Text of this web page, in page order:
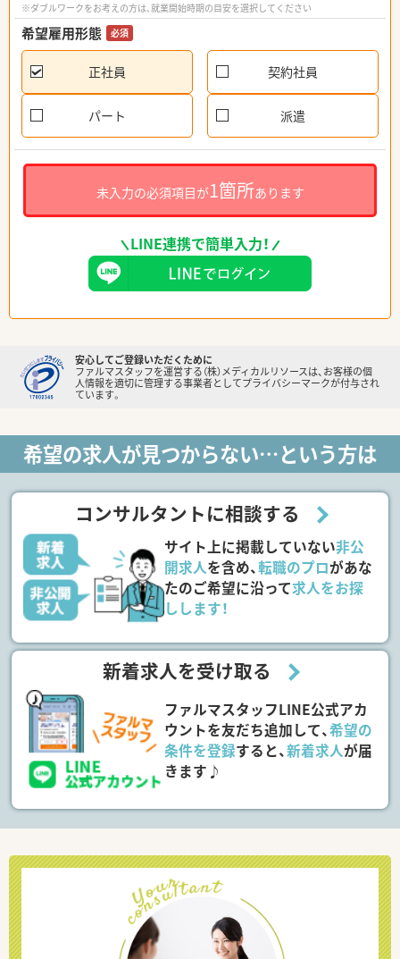
※ダブルワークをお考えの方は、就業開始時期の目安を選択してください
希望雇用形態 必須
正社員 契約社員
パート 派遣
未入力の必須項目が1箇所あります
LINE連携で簡単入力！
安心してご登録いただくために
ファルマスタッフを運営する（株）メディカルリソースは、お客様の個
人情報を適切に管理する事業者としてプライバシーマークが付与され
ています。
希望の求人が見つからない…という方は
コンサルタントに相談する
サイト上に掲載していない非公
開求人を含め、転職のプロがあな
たのご希望に沿って求人をお探
しします！
新着求人を受け取る
ファルマスタッフLINE公式アカ
ウントを友だち追加して、希望の
条件を登録すると、新着求人が届
きます♪